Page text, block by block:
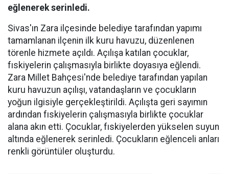
eğlenerek serinledi.
Sivas'ın Zara ilçesinde belediye tarafından yapımı
tamamlanan ilçenin ilk kuru havuzu, düzenlenen
törenle hizmete açıldı. Açılışa katılan çocuklar,
fıskiyelerin çalışmasıyla birlikte doyasıya eğlendi.
Zara Millet Bahçesi'nde belediye tarafından yapılan
kuru havuzun açılışı, vatandaşların ve çocukların
yoğun ilgisiyle gerçekleştirildi. Açılışta geri sayımın
ardından fıskiyelerin çalışmasıyla birlikte çocuklar
alana akın etti. Çocuklar, fıskiyelerden yükselen suyun
altında eğlenerek serinledi. Çocukların eğlenceli anları
renkli görüntüler oluşturdu.